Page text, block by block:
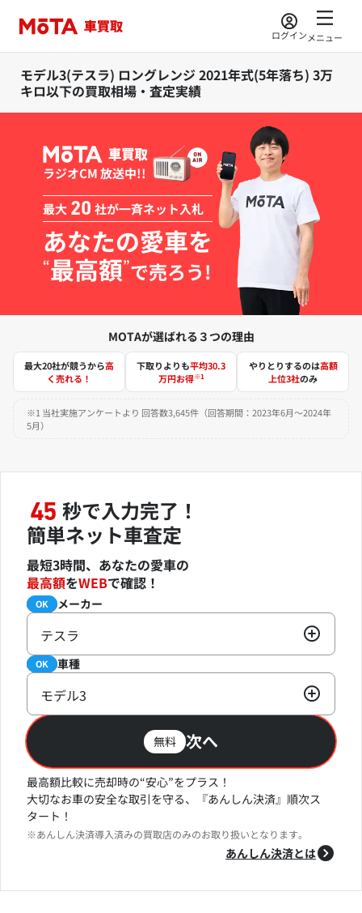
ログインメニュー
モデル3(テスラ) ロングレンジ 2021年式(5年落ち) 3万
キロ以下の買取相場・査定実績
ラジオCM 放送中!!
最大 20 社が一斉ネット入札
あなたの愛車を
“最高額”で売ろう!
MOTAが選ばれる３つの理由
最大20社が競うから高
く売れる！
下取りよりも平均30.3
万円お得※1
やりとりするのは高額
上位3社のみ
※1 当社実施アンケートより 回答数3,645件（回答期間：2023年6月～2024年
5月）
45 秒で入力完了！
簡単ネット車査定
最短3時間、あなたの愛車の
最高額をWEBで確認！
必須 メーカー
OK
テスラ
必須 車種
OK
モデル3
無料 次へ
最高額比較に売却時の“安心”をプラス！
大切なお車の安全な取引を守る、『あんしん決済』順次ス
タート！
※あんしん決済導入済みの買取店のみのお取り扱いとなります。
あんしん決済とは